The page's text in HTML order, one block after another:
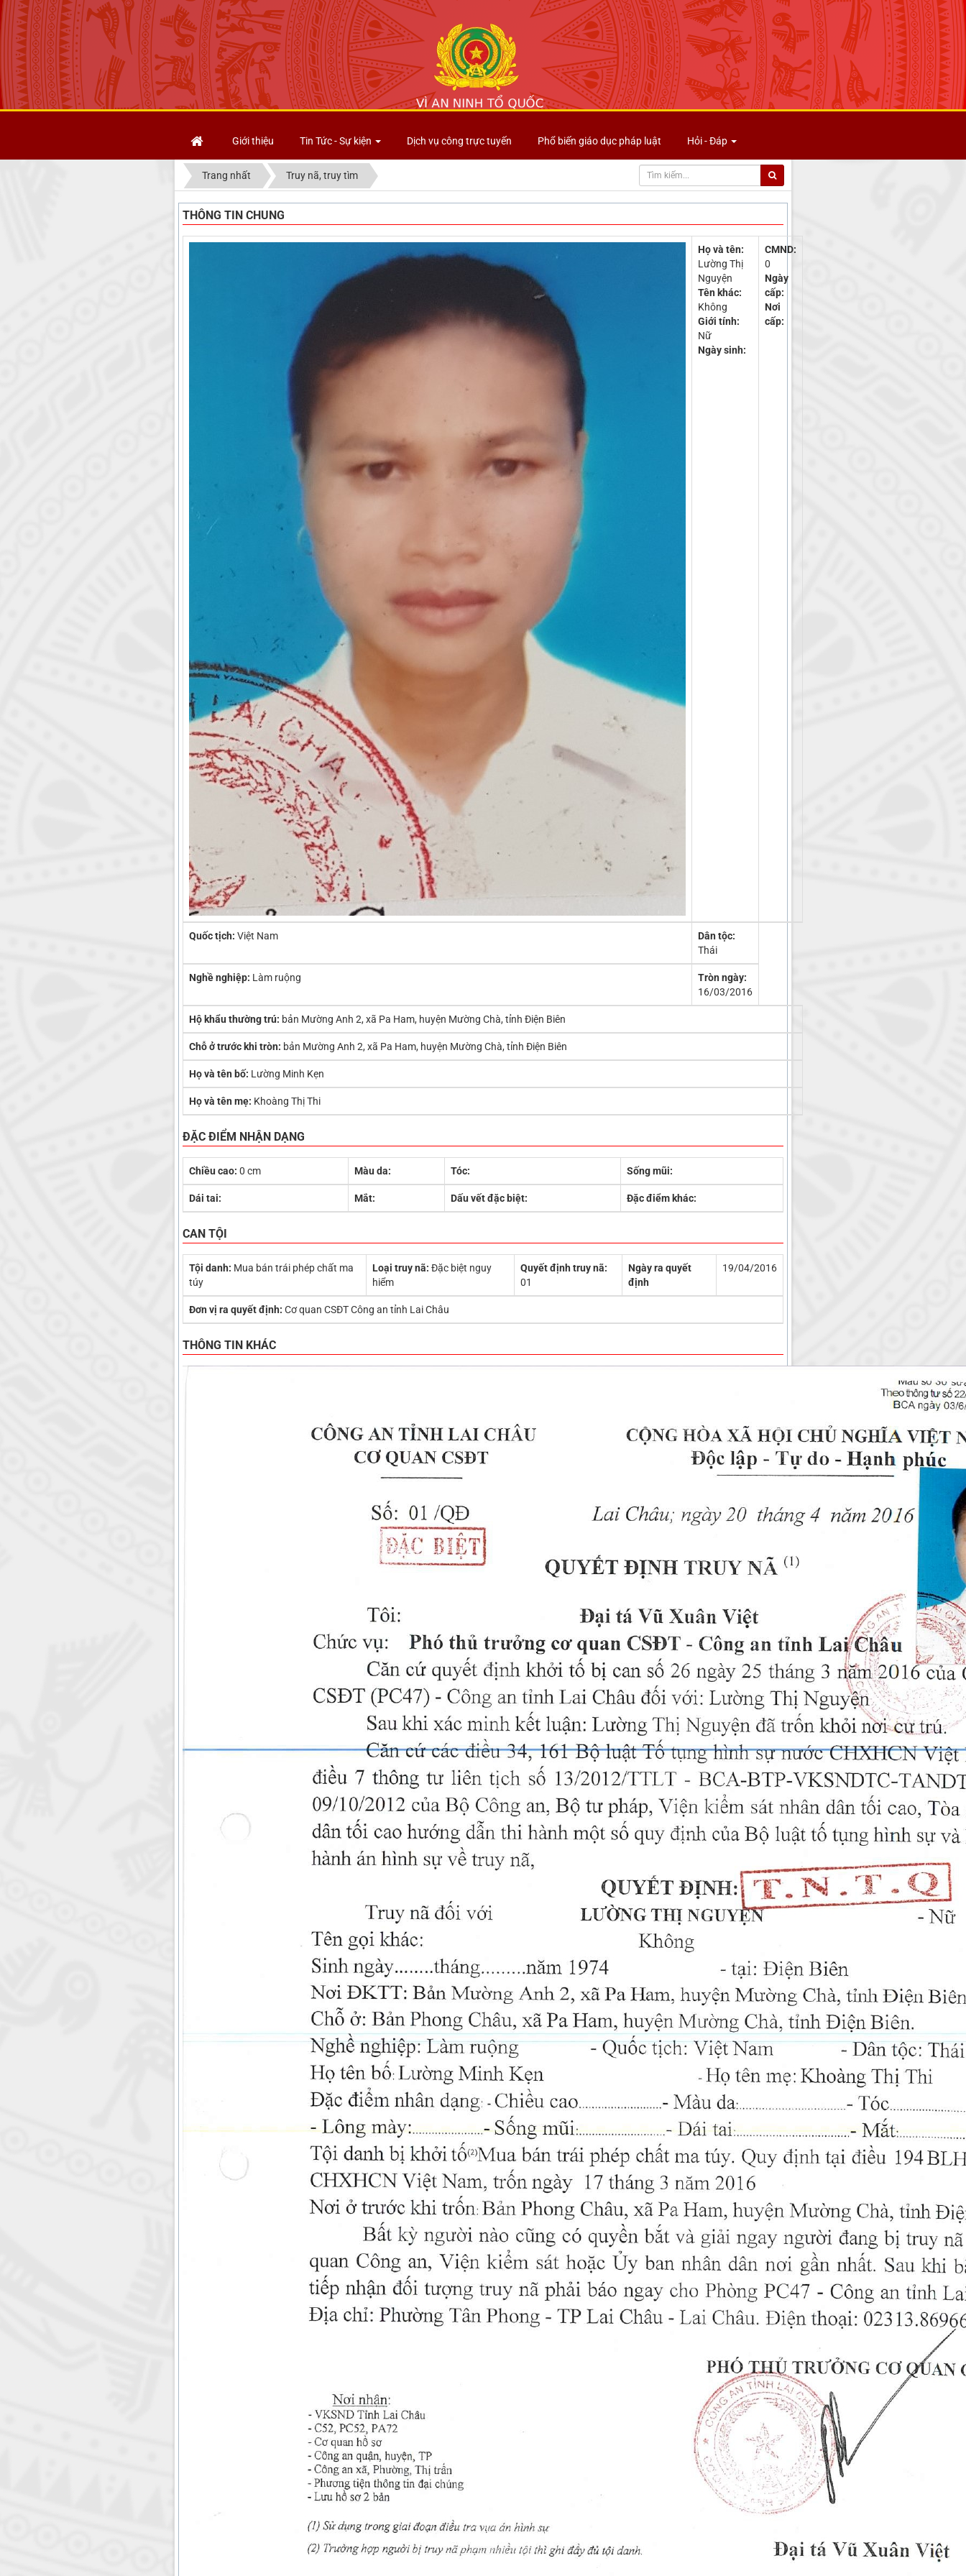
Giới thiệu Tin Tức - Sự kiện Dịch vụ công trực tuyến Phổ biến giáo dục pháp luật Hỏi - Đáp
Trang nhất Truy nã, truy tìm
THÔNG TIN CHUNG
Họ và tên:
Lường Thị
Nguyện
Tên khác:
Không
Giới tính:
Nữ
Ngày sinh:
CMND:
0
Ngày
cấp:
Nơi
cấp:
Quốc tịch: Việt Nam
Dân tộc:
Thái
Nghề nghiệp: Làm ruộng
Tròn ngày:
16/03/2016
Hộ khẩu thường trú: bản Mường Anh 2, xã Pa Ham, huyện Mường Chà, tỉnh Điện Biên
Chỗ ở trước khi tròn: bản Mường Anh 2, xã Pa Ham, huyện Mường Chà, tỉnh Điện Biên
Họ và tên bố: Lường Minh Kẹn
Họ và tên mẹ: Khoàng Thị Thi
ĐẶC ĐIỂM NHẬN DẠNG
Chiều cao: 0 cm Màu da: Tóc: Sống mũi:
Dái tai: Mắt: Dấu vết đặc biệt: Đặc điểm khác:
CAN TỘI
Tội danh: Mua bán trái phép chất ma
túy
Loại truy nã: Đặc biệt nguy
hiểm
Quyết định truy nã:
01
Ngày ra quyết
định
19/04/2016
Đơn vị ra quyết định: Cơ quan CSĐT Công an tỉnh Lai Châu
THÔNG TIN KHÁC